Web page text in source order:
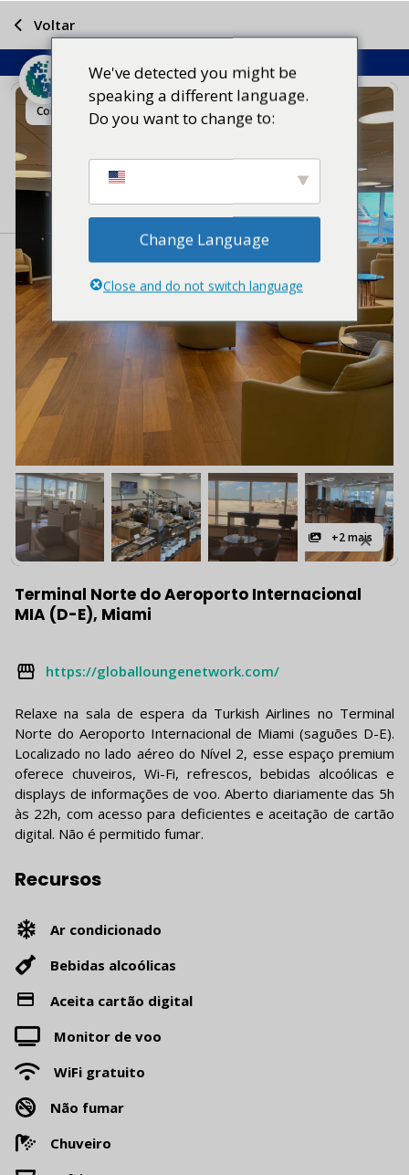
Compartilhar
+2 mais
Terminal Norte do Aeroporto Internacional
MIA (D-E), Miami
https://globalloungenetwork.com/
Relaxe na sala de espera da Turkish Airlines no Terminal
Norte do Aeroporto Internacional de Miami (saguões D-E).
Localizado no lado aéreo do Nível 2, esse espaço premium
oferece chuveiros, Wi-Fi, refrescos, bebidas alcoólicas e
displays de informações de voo. Aberto diariamente das 5h
às 22h, com acesso para deficientes e aceitação de cartão
digital. Não é permitido fumar.
Recursos
Ar condicionado
Bebidas alcoólicas
Aceita cartão digital
Monitor de voo
WiFi gratuito
Não fumar
Chuveiro
Voltar
We've detected you might be
speaking a different language.
Do you want to change to:
Change Language
Close and do not switch language